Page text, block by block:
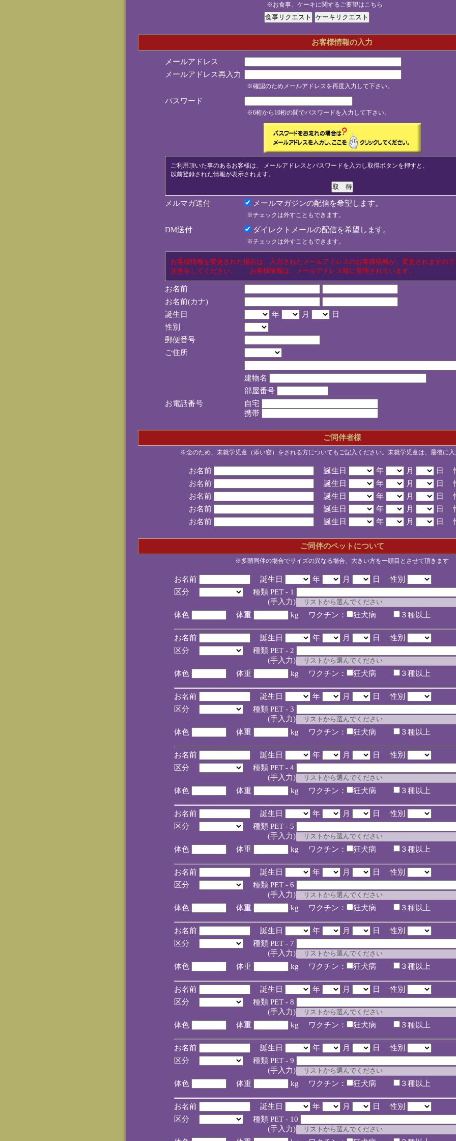
※お食事、ケーキに関するご要望はこちら
お客様情報の入力
メールアドレス
メールアドレス再入力
※確認のためメールアドレスを再度入力して下さい。
パスワード
※6桁から10桁の間でパスワードを入力して下さい。
ご利用頂いた事のあるお客様は、 メールアドレスとパスワードを入力し取得ボタンを押すと、
以前登録された情報が表示されます。
メルマガ送付 メールマガジンの配信を希望します。
※チェックは外すこともできます。
DM送付 ダイレクトメールの配信を希望します。
※チェックは外すこともできます。
お客様情報を変更された場合は、入力されたメールアドレスのお客様情報が、変更されますので
注意をしてください。 お客様情報は、メールアドレス毎に管理されています。
お名前
お名前(カナ)
誕生日
年 月
日
性別
郵便番号
ご住所
建物名
部屋番号
お電話番号
自宅
携帯
ご同伴者様
※念のため、未就学児童（添い寝）をされる方についてもご記入ください。未就学児童は、最後に入
お名前 誕生日 年 月
日
お名前
誕生日 年 月
日
お名前
誕生日 年 月
日
お名前
誕生日 年 月
日
お名前
誕生日 年 月 日
ご同伴のペットについて
※多頭同伴の場合でサイズの異なる場合、大きい方を一頭目とさせて頂きます
お名前 誕生日 年 月
日 性別
区分
種類 PET - 1
(手入力)
体色
体重 kg ワクチン： 狂犬病 ３種以上
お名前 誕生日 年 月
日 性別
区分
種類 PET - 2
(手入力)
体色
体重 kg ワクチン： 狂犬病 ３種以上
お名前 誕生日 年 月
日 性別
区分
種類 PET - 3
(手入力)
体色
体重 kg ワクチン： 狂犬病 ３種以上
お名前 誕生日 年 月
日 性別
区分
種類 PET - 4
(手入力)
体色
体重 kg ワクチン： 狂犬病 ３種以上
お名前 誕生日 年 月
日 性別
区分
種類 PET - 5
(手入力)
体色
体重 kg ワクチン： 狂犬病 ３種以上
お名前 誕生日 年 月
日 性別
区分
種類 PET - 6
(手入力)
体色
体重 kg ワクチン： 狂犬病 ３種以上
お名前 誕生日 年 月
日 性別
区分
種類 PET - 7
(手入力)
体色
体重 kg ワクチン： 狂犬病 ３種以上
お名前 誕生日 年 月
日 性別
区分
種類 PET - 8
(手入力)
体色
体重 kg ワクチン： 狂犬病 ３種以上
お名前 誕生日 年 月
日 性別
区分
種類 PET - 9
(手入力)
体色
体重 kg ワクチン： 狂犬病 ３種以上
お名前 誕生日 年 月
日 性別
区分
種類 PET - 10
(手入力)